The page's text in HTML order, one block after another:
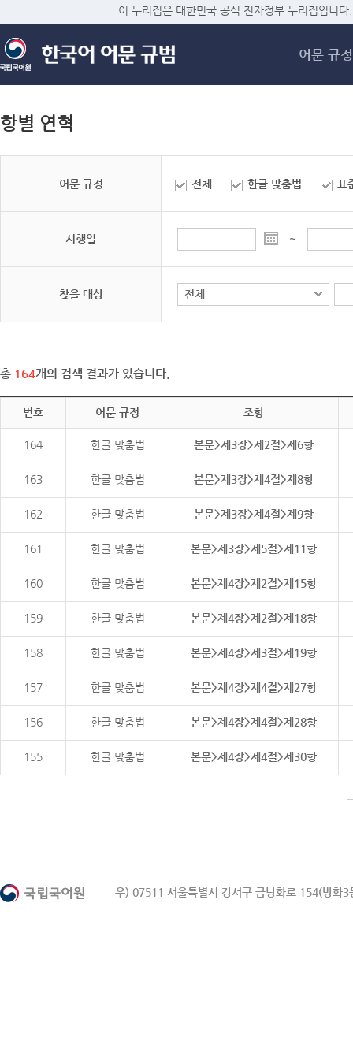
메
이 누리집은 대한민국 공식 전자정부 누리집입니다.
어문 규정
항별 연혁
어문 규정 전체 한글 맞춤법 표
시행일 ~
찾을 대상
총 164개의 검색 결과가 있습니다.
번호 어문 규정 조항
164 한글 맞춤법 본문>제3장>제2절>제6항
163 한글 맞춤법 본문>제3장>제4절>제8항
162 한글 맞춤법 본문>제3장>제4절>제9항
161 한글 맞춤법 본문>제3장>제5절>제11항
160 한글 맞춤법 본문>제4장>제2절>제15항
159 한글 맞춤법 본문>제4장>제2절>제18항
158 한글 맞춤법 본문>제4장>제3절>제19항
157 한글 맞춤법 본문>제4장>제4절>제27항
156 한글 맞춤법 본문>제4장>제4절>제28항
155 한글 맞춤법 본문>제4장>제4절>제30항
우) 07511 서울특별시 강서구 금낭화로 154(방화3